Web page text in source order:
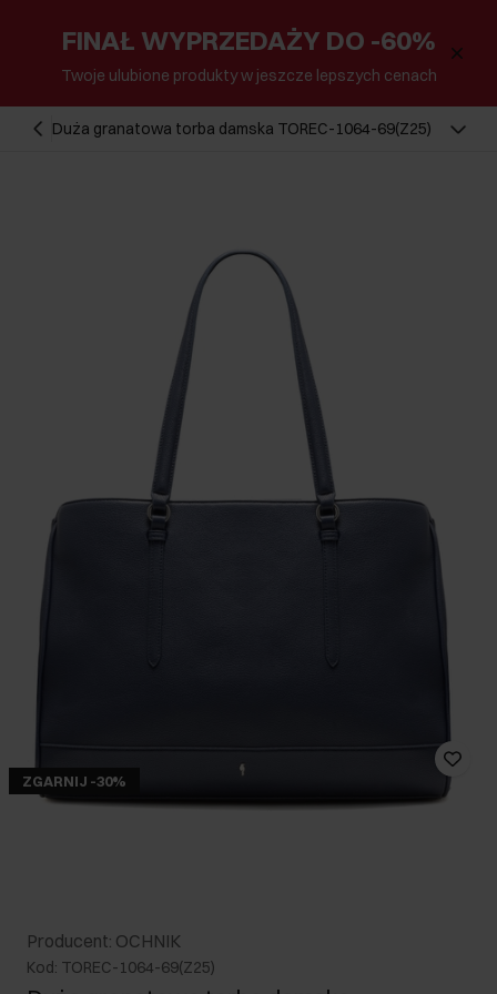
FINAŁ WYPRZEDAŻY DO -60%
Twoje ulubione produkty w jeszcze lepszych cenach
Duża granatowa torba damska TOREC-1064-69(Z25)
ZGARNIJ -30%
Producent: OCHNIK
Kod: TOREC-1064-69(Z25)